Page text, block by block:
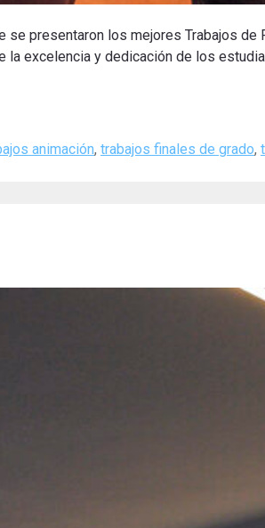
se presentaron los mejores Trabajos de
la excelencia y dedicación de los
animación, trabajos finales de grado,